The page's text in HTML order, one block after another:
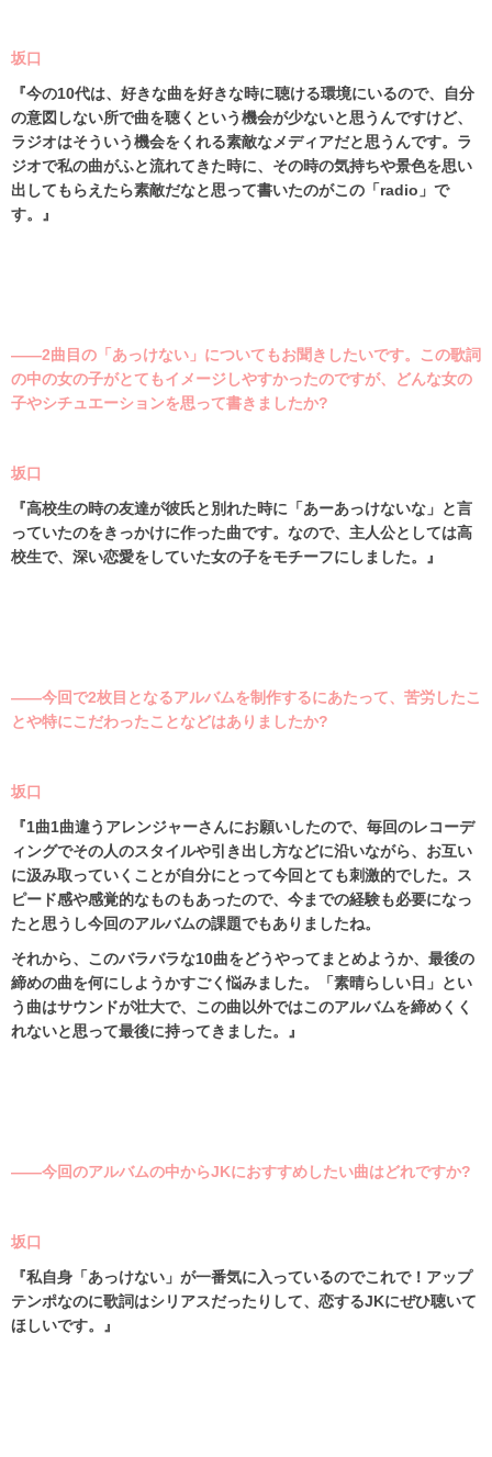
坂口
『今の10代は、好きな曲を好きな時に聴ける環境にいるので、自分
の意図しない所で曲を聴くという機会が少ないと思うんですけど、
ラジオはそういう機会をくれる素敵なメディアだと思うんです。ラ
ジオで私の曲がふと流れてきた時に、その時の気持ちや景色を思い
出してもらえたら素敵だなと思って書いたのがこの「radio 」で
す。』
――2曲目の「あっけない」についてもお聞きしたいです。この歌詞
の中の女の子がとてもイメージしやすかったのですが、どんな女の
子やシチュエーションを思って書きましたか?
坂口
『高校生の時の友達が彼氏と別れた時に「あーあっけないな」と言
っていたのをきっかけに作った曲です。なので、主人公としては高
校生で、深い恋愛をしていた女の子をモチーフにしました。』
――今回で2枚目となるアルバムを制作するにあたって、苦労したこ
とや特にこだわったことなどはありましたか?
坂口
『1曲1曲違うアレンジャーさんにお願いしたので、毎回のレコーデ
ィングでその人のスタイルや引き出し方などに沿いながら、お互い
に汲み取っていくことが自分にとって今回とても刺激的でした。ス
ピード感や感覚的なものもあったので、今までの経験も必要になっ
たと思うし今回のアルバムの課題でもありましたね。
それから、このバラバラな10曲をどうやってまとめようか、最後の
締めの曲を何にしようかすごく悩みました。「素晴らしい日」とい
う曲はサウンドが壮大で、この曲以外ではこのアルバムを締めくく
れないと思って最後に持ってきました。』
――今回のアルバムの中からJKにおすすめしたい曲はどれですか?
坂口
『私自身「あっけない」が一番気に入っているのでこれで！アップ
テンポなのに歌詞はシリアスだったりして、恋するJKにぜひ聴いて
ほしいです。』